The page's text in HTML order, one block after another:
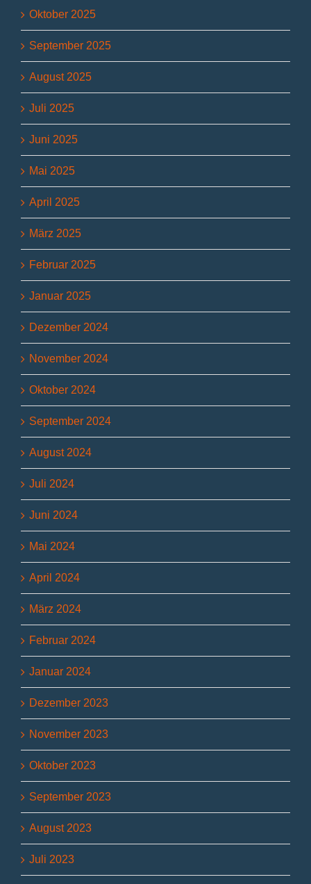
Oktober 2025
September 2025
August 2025
Juli 2025
Juni 2025
Mai 2025
April 2025
März 2025
Februar 2025
Januar 2025
Dezember 2024
November 2024
Oktober 2024
September 2024
August 2024
Juli 2024
Juni 2024
Mai 2024
April 2024
März 2024
Februar 2024
Januar 2024
Dezember 2023
November 2023
Oktober 2023
September 2023
August 2023
Juli 2023